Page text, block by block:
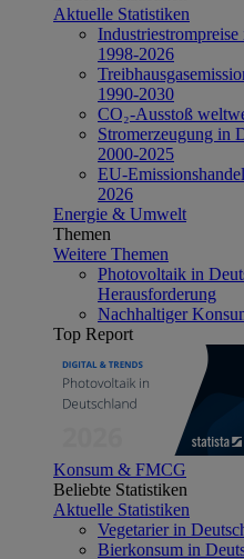
Aktuelle Statistiken
1998-2026
1990-2030
CO₂-Ausstoß
Stromerzeugung in
2000-2025
EU-
2026
Energie & Umwelt
Themen
Weitere Themen
Photovoltaik in
Herausforderung
Nachhaltiger
Top Report
Konsum & FMCG
Beliebte Statistiken
Aktuelle Statistiken
Vegetarier in
Bierkonsum in